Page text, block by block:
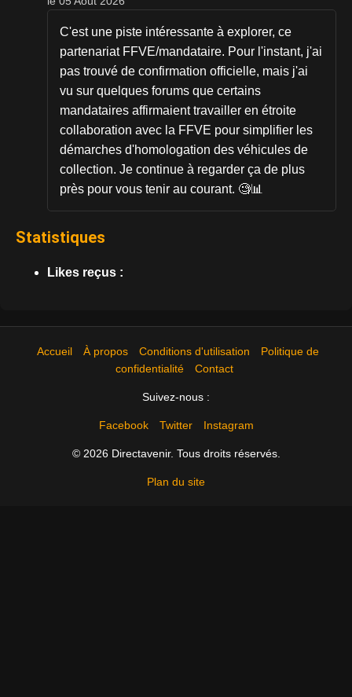
C'est une piste intéressante à explorer, ce
partenariat FFVE/mandataire. Pour l'instant, j'ai
pas trouvé de confirmation officielle, mais j'ai
vu sur quelques forums que certains
mandataires affirmaient travailler en étroite
collaboration avec la FFVE pour simplifier les
démarches d'homologation des véhicules de
collection. Je continue à regarder ça de plus
près pour vous tenir au courant. 🧐📊
Statistiques
Likes reçus :
Accueil À propos Conditions d'utilisation
Politique de
confidentialité
Contact
Suivez-nous :
Facebook Twitter Instagram
© 2026 Directavenir. Tous droits réservés.
Plan du site